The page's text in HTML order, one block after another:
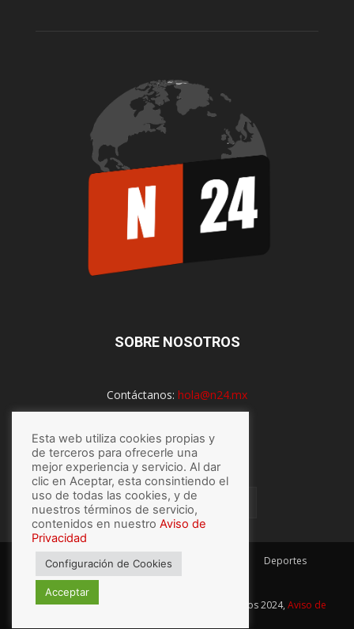
SOBRE NOSOTROS
Contáctanos: hola@n24.mx
SÍGUENOS
México Mundo Economía
Deportes
Espectaculos
© Hecho con por N24.mx, Derechos Reservados 2024, Aviso de
Esta web utiliza cookies propias y
de terceros para ofrecerle una
mejor experiencia y servicio. Al dar
clic en Aceptar, esta consintiendo el
uso de todas las cookies, y de
nuestros términos de servicio,
contenidos en nuestro Aviso de
Privacidad
Configuración de Cookies
Acceptar